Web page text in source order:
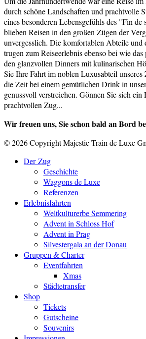
durch schöne Landschaften und prachtvolle
eines besonderen Lebensgefühls des "Fin
blieben Reisen in den großen Zügen der
unvergesslich. Die komfortablen Abteile und
trugen zum Reiseerlebnis ebenso bei wie
den glanzvollen Dinners mit kulinarischen
Sie Ihre Fahrt im noblen Luxusabteil unseres
die Zeit bei einem gemütlichen Drink in
genussvoll verstreichen. Gönnen Sie sich ein
prachtvollen Zug...
Wir freuen uns, Sie schon bald an Bord
© 2026 Copyright Majestic Train de Luxe
Der Zug
Geschichte
Waggons de Luxe
Referenzen
Erlebnisfahrten
Weltkulturerbe Semmering
Advent in Schloss Hof
Advent in Prag
Silvestergala an der Donau
Gruppen & Charter
Eventfahrten
Xmas
Städtetransfer
Shop
Tickets
Gutscheine
Souvenirs